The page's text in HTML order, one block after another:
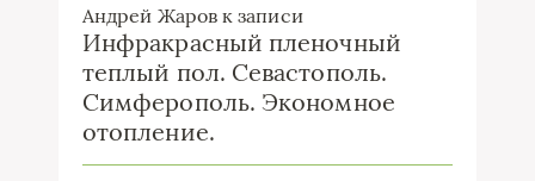
Андрей Жаровк записи
Инфракрасный пленочный
теплый пол. Севастополь.
Симферополь. Экономное
отопление.